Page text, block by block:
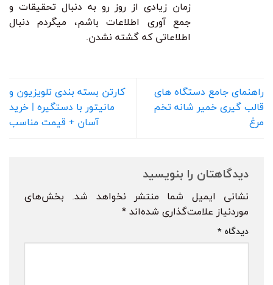
زمان زیادی از روز رو به دنبال تحقیقات و
جمع آوری اطلاعات باشم، میگردم دنبال
اطلاعاتی که گشته نشدن.
راهنمای جامع دستگاه های
قالب گیری خمیر شانه تخم
مرغ
کارتن بسته بندی تلویزیون و
مانیتور با دستگیره | خرید
آسان + قیمت مناسب
دیدگاهتان را بنویسید
نشانی ایمیل شما منتشر نخواهد شد.
بخش‌های
موردنیاز علامت‌گذاری شده‌اند *
دیدگاه *